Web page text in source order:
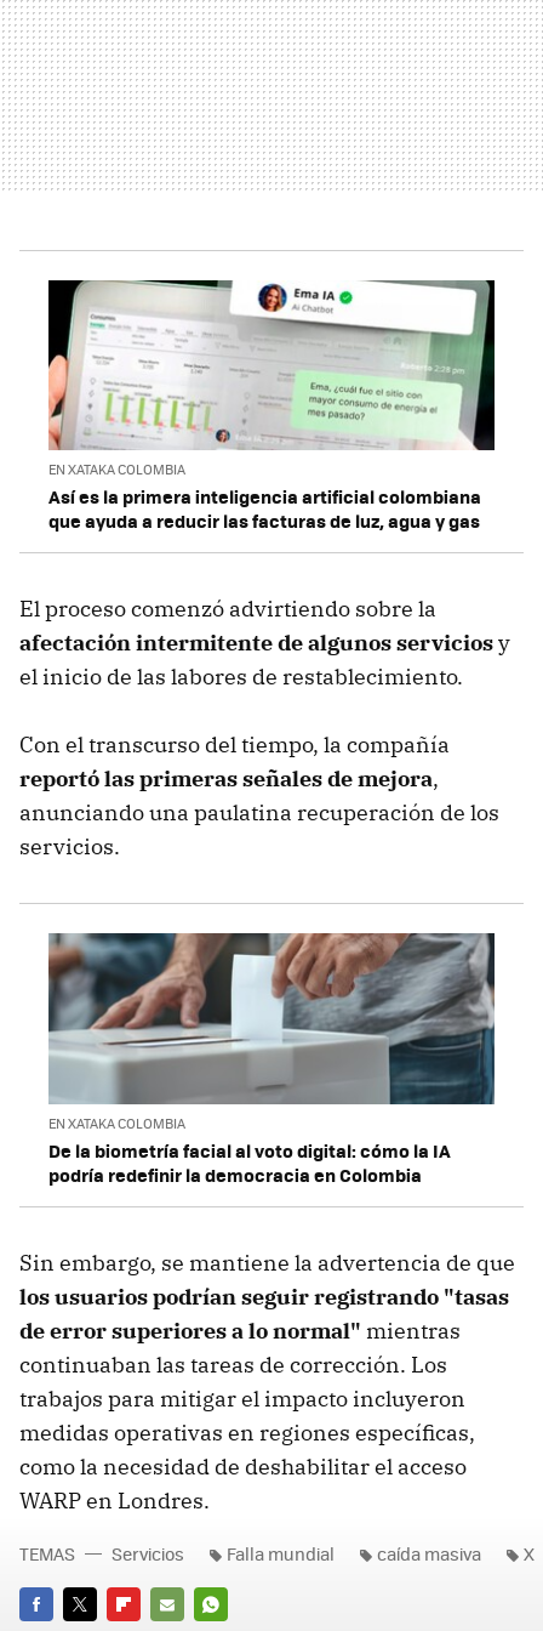
EN XATAKA COLOMBIA
Así es la primera inteligencia artificial colombiana
que ayuda a reducir las facturas de luz, agua y gas
El proceso comenzó advirtiendo sobre la
afectación intermitente de algunos serviciosy
el inicio de las labores de restablecimiento.
Con el transcurso del tiempo, la compañía
reportó las primeras señales de mejora,
anunciando una paulatina recuperación de los
servicios.
EN XATAKA COLOMBIA
De la biometría facial al voto digital: cómo la IA
podría redefinir la democracia en Colombia
Sin embargo, se mantiene la advertencia de que
los usuarios podrían seguir registrando "tasas
de error superiores a lo normal" mientras
continuaban las tareas de corrección. Los
trabajos para mitigar el impacto incluyeron
medidas operativas en regiones específicas,
como la necesidad de deshabilitar el acceso
WARP en Londres.
TEMAS Servicios Falla mundial caída masiva X